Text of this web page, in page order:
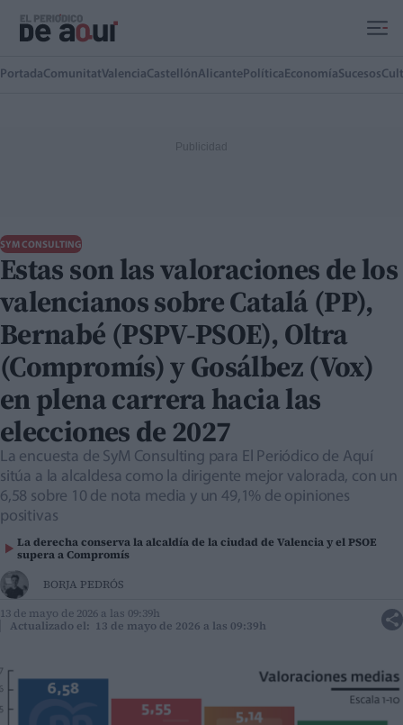
PortadaComunitatValenciaCastellónAlicante Política EconomíaSucesos
SYM CONSULTING
Estas son las valoraciones de los
valencianos sobre Catalá (PP),
Bernabé (PSPV-PSOE), Oltra
(Compromís) y Gosálbez (Vox)
en plena carrera hacia las
elecciones de 2027
La encuesta de SyM Consulting para El Periódico de Aquí
sitúa a la alcaldesa como la dirigente mejor valorada, con un
6,58 sobre 10 de nota media y un 49,1% de opiniones
positivas
La derecha conserva la alcaldía de la ciudad de Valencia y el PSOE
supera a Compromís
BORJA PEDRÓS
13 de mayo de 2026 a las 09:39h
Actualizado el: 13 de mayo de 2026 a las 09:39h